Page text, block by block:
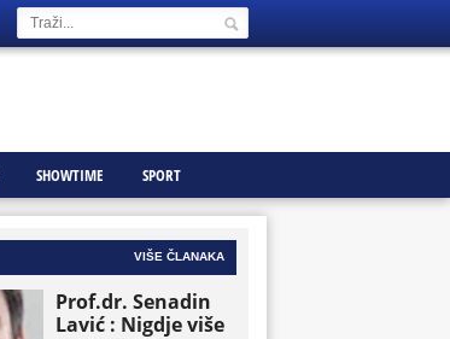
SHOWTIME SPORT
VIŠE ČLANAKA
Prof.dr. Senadin
Lavić : Nigdje više